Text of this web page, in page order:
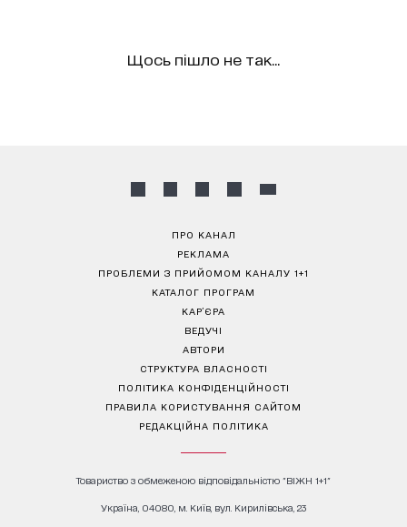
Щось пішло не так...
ПРО КАНАЛ
РЕКЛАМА
ПРОБЛЕМИ З ПРИЙОМОМ КАНАЛУ 1+1
КАТАЛОГ ПРОГРАМ
КАР’ЄРА
ВЕДУЧІ
АВТОРИ
СТРУКТУРА ВЛАСНОСТІ
ПОЛІТИКА КОНФІДЕНЦІЙНОСТІ
ПРАВИЛА КОРИСТУВАННЯ САЙТОМ
РЕДАКЦІЙНА ПОЛІТИКА
Товариство з обмеженою відповідальністю "ВІЖН 1+1"
Україна, 04080, м. Київ, вул. Кирилівська, 23